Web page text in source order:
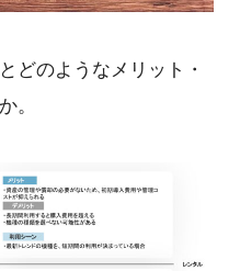
どのようなメリット・
。